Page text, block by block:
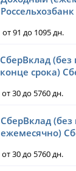
Россельхозбанк
от 91 до 1095 дн.
СберВклад
конце срока)
от 30 до 5760 дн.
СберВклад
ежемесячно)
от 30 до 5760 дн.